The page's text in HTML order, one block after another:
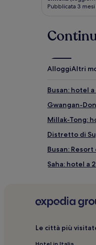
Pubblicata 3
AlloggiAltri
Busan: hotel
Gwangan-
Millak-Tong:
Distretto di
Busan:
Saha: hotel a
Stazione di
Stazione di
Mercato
Le città più